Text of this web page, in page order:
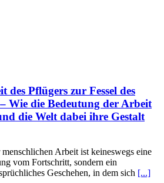
des Pflügers zur Fessel des
Wie die Bedeutung der Arbeit
die Welt dabei ihre Gestalt
Arbeit ist keineswegs eine
vom Fortschritt, sondern ein
Geschehen, in dem sich [...]